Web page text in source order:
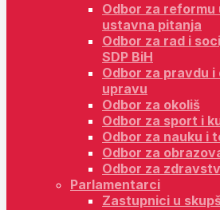
Odbor za reformu
ustavna pitanja
Odbor za rad i
SDP BiH
Odbor za pravdu i
upravu
Odbor za okoliš
Odbor za sport i
Odbor za nauku i
Odbor za
Odbor za
Parlamentarci
Zastupnici u